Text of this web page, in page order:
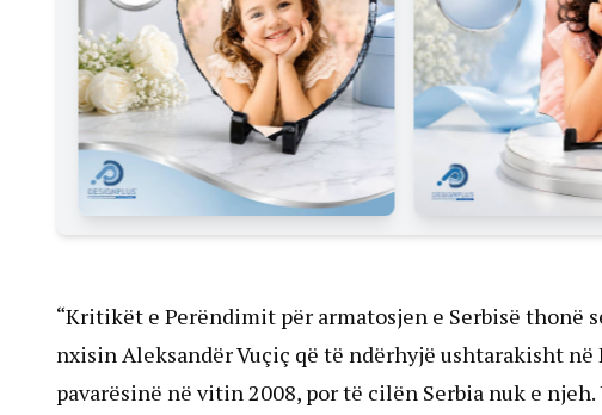
“Kritikët e Perëndimit për armatosjen e Serbisë thonë
nxisin Aleksandër Vuçiç që të ndërhyjë ushtarakisht
pavarësinë në vitin 2008, por të cilën Serbia nuk e